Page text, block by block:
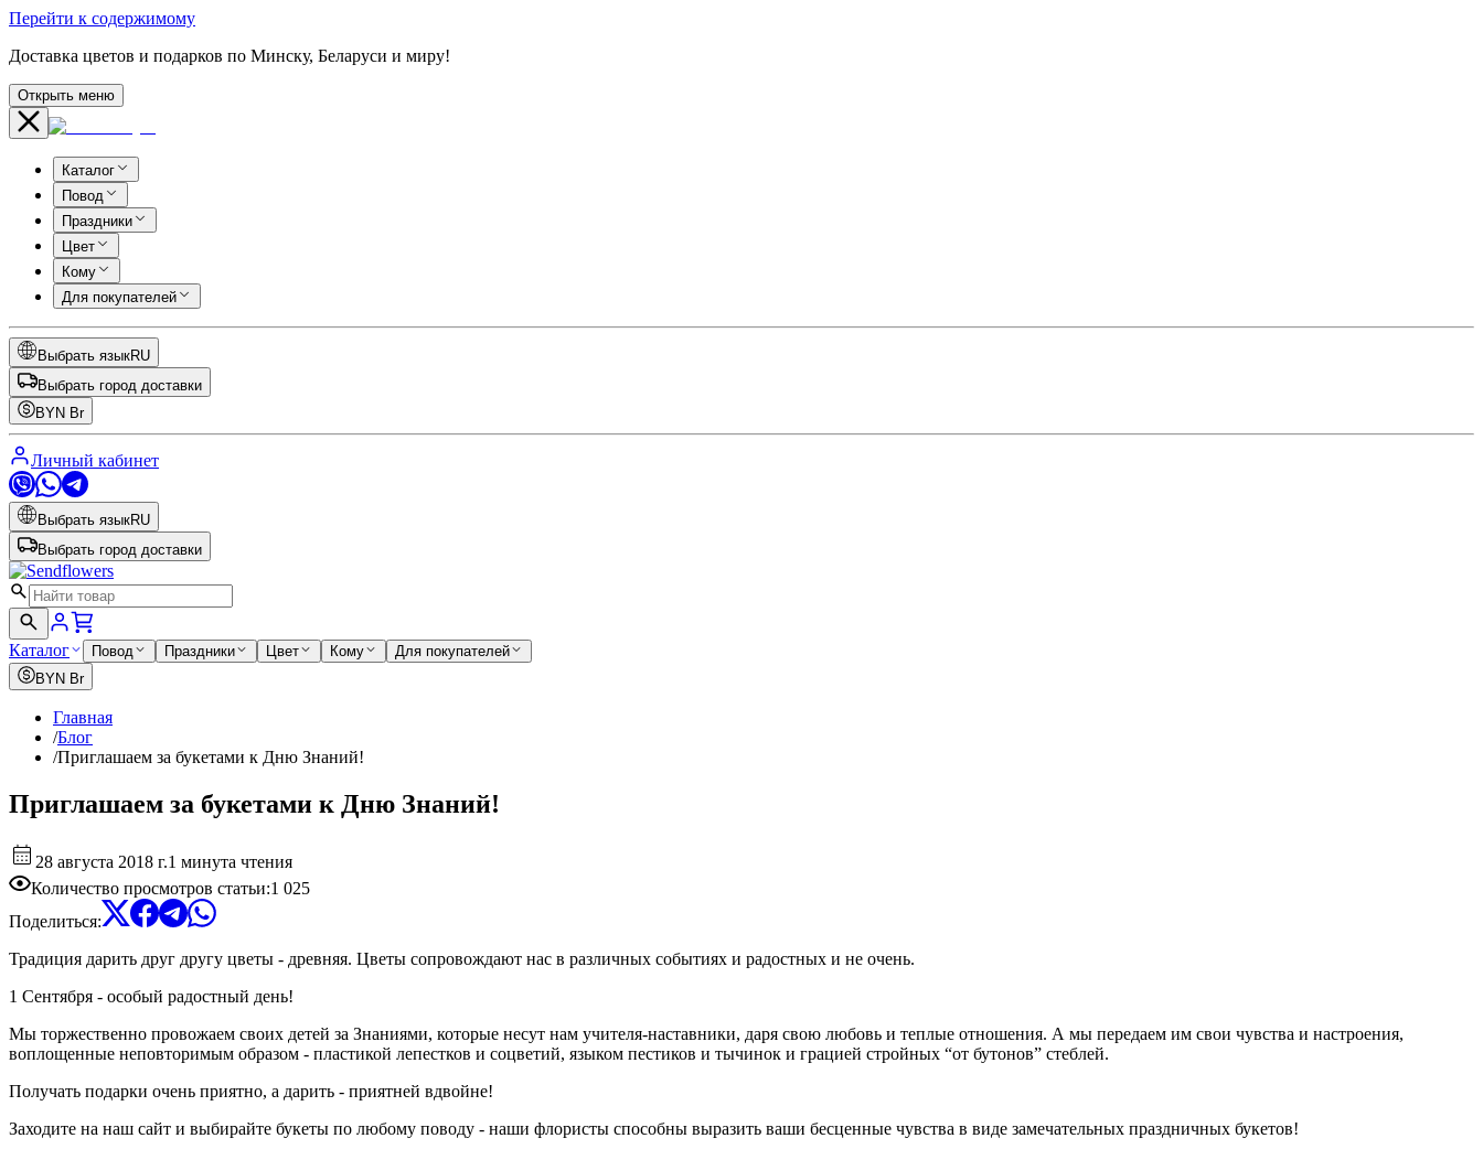
Перейти к содержимому
Доставка цветов и подарков по Минску, Беларуси и миру!
Открыть меню
Каталог
Повод
Праздники
Цвет
Кому
Для покупателей
Выбрать языкRU
Выбрать город доставки
BYN Br
Личный кабинет
Выбрать языкRU
Выбрать город доставки
Каталог Повод Праздники Цвет Кому
Для покупателей
BYN Br
Главная
/Блог
/Приглашаем за букетами к Дню Знаний!
Приглашаем за букетами к Дню Знаний!
28 августа 2018 г.1 минута чтения
Количество просмотров статьи:1 025
Поделиться:
Традиция дарить друг другу цветы - древняя. Цветы сопровождают нас в различных событиях и радостных и не очень.
1 Сентября - особый радостный день!
Мы торжественно провожаем своих детей за Знаниями, которые несут нам учителя-наставники, даря свою любовь и теплые отношения. А мы передаем им свои чувства и настроения,
воплощенные неповторимым образом - пластикой лепестков и соцветий, языком пестиков и тычинок и грацией стройных “от бутонов” стеблей.
Получать подарки очень приятно, а дарить - приятней вдвойне!
Заходите на наш сайт и выбирайте букеты по любому поводу - наши флористы способны выразить ваши бесценные чувства в виде замечательных праздничных букетов!